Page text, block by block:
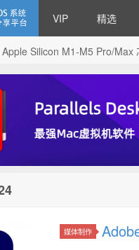
VIP 精选
Silicon M1-M5 Pro/Max
媒体制作